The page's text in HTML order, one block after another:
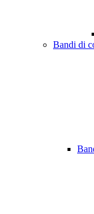
Bandi di